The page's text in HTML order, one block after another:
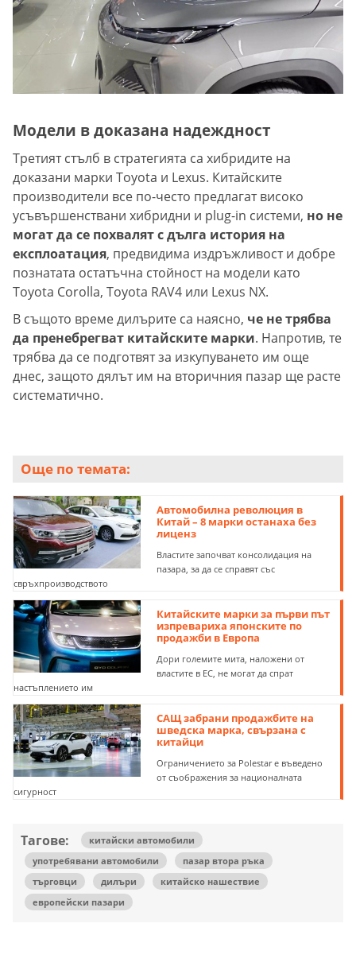
Модели в доказана надеждност
Третият стълб в стратегията са хибридите на
доказани марки Toyota и Lexus. Китайските
производители все по-често предлагат високо
усъвършенствани хибридни и plug-in системи, но не
могат да се похвалят с дълга история на
експлоатация, предвидима издръжливост и добре
познатата остатъчна стойност на модели като
Toyota Corolla, Toyota RAV4 или Lexus NX.
В същото време дилърите са наясно, че не трябва
да пренебрегват китайските марки. Напротив, те
трябва да се подготвят за изкупуването им още
днес, защото дялът им на вторичния пазар ще расте
систематично.
Още по темата:
Автомобилна революция в
Китай – 8 марки останаха без
лиценз
Властите започват консолидация на
пазара, за да се справят със
свръхпроизводството
Китайските марки за първи път
изпревариха японските по
продажби в Европа
Дори големите мита, наложени от
властите в ЕС, не могат да спрат
настъплението им
САЩ забрани продажбите на
шведска марка, свързана с
китайци
Ограничението за Polestar e въведено
от съображения за националната
сигурност
Тагове:
китайски автомобили
употребявани автомобили
пазар втора ръка
търговци
дилъри
китайско нашествие
европейски пазари